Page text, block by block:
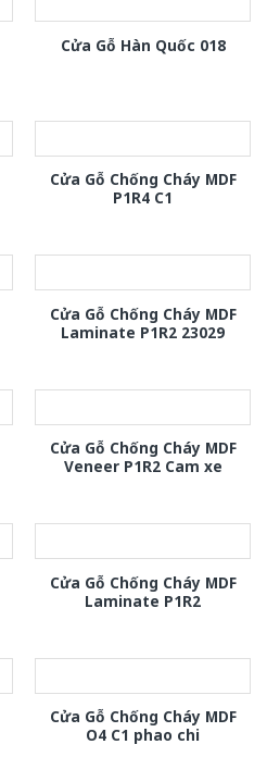
Cửa Gỗ Hàn Quốc 018
Cửa Gỗ Chống Cháy MDF
P1R4 C1
Cửa Gỗ Chống Cháy MDF
Laminate P1R2 23029
Cửa Gỗ Chống Cháy MDF
Veneer P1R2 Cam xe
Cửa Gỗ Chống Cháy MDF
Laminate P1R2
Cửa Gỗ Chống Cháy MDF
O4 C1 phao chi